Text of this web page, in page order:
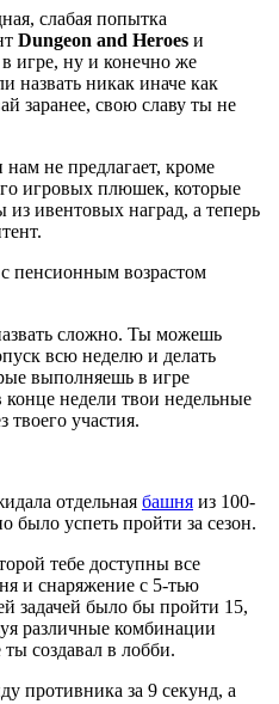
слабая попытка
Dungeon and Heroes и
в игре, ну и конечно же
назвать никак иначе как
заранее, свою славу ты не
не предлагает, кроме
игровых плюшек, которые
ивентовых наград, а теперь
пенсионным возрастом
сложно. Ты можешь
всю неделю и делать
выполняешь в игре
конце недели твои недельные
твоего участия.
отдельная башня из 100-
было успеть пройти за сезон.
тебе доступны все
и снаряжение с 5-тью
задачей было бы пройти 15,
различные комбинации
создавал в лобби.
противника за 9 секунд, а